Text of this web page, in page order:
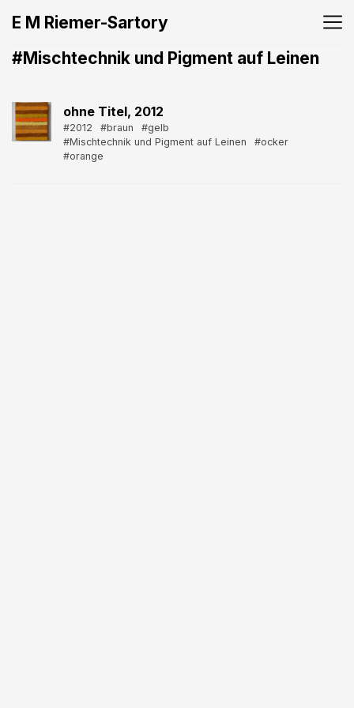
E M Riemer-Sartory
#Mischtechnik und Pigment auf Leinen
ohne Titel, 2012
#2012 #braun
#gelb
#Mischtechnik und Pigment auf Leinen
#ocker
#orange